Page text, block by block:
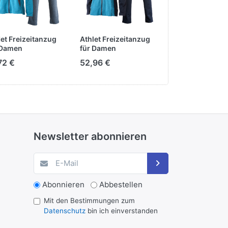
Freizeitanzug
€
Athlet Freizeitanzug
für Damen
52,96 €
Newsletter abonnieren
Abonnieren Abbestellen
Mit den Bestimmungen zum
Datenschutzbin ich einverstanden